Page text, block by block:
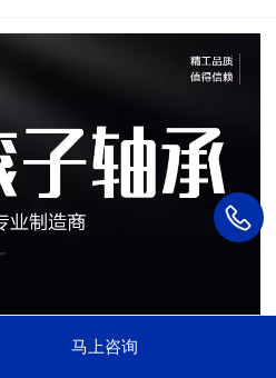
马上咨询